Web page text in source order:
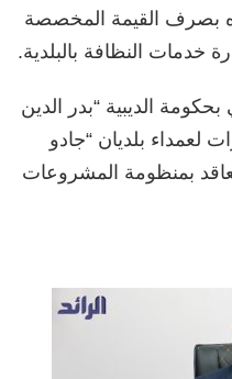
بصرف القيمة المخصصة
خدمات النظافة بالبلدية.
الديبية “بدر الدين
لعمداء بلديان “جادو
بمنظومة المشروعات